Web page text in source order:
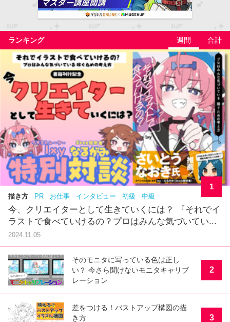
ランキング 週間 合計
描き方 PR お仕事 インタビュー 初級 中級
今、クリエイターとして生きていくには？ 『それでイ
ラストで食べていけるの？プロはみんな気づいてい...
2024.11.05
1
そのモニタに写っている色は正し
い？ 今さら聞けないモニタキャリブ
レーション
2
差をつける！バストアップ構図の描
き方
3